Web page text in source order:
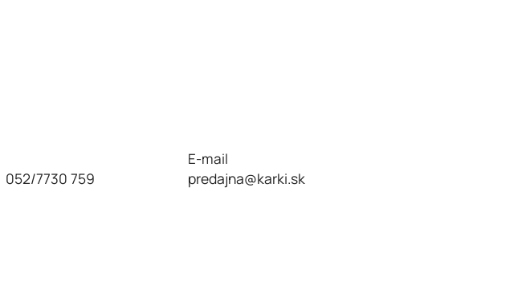
052/7730 759
E-mail
predajna@karki.sk